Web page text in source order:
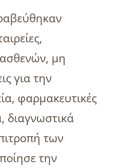
μη
για την
φαρμακευτικές
διαγνωστικά
των
την